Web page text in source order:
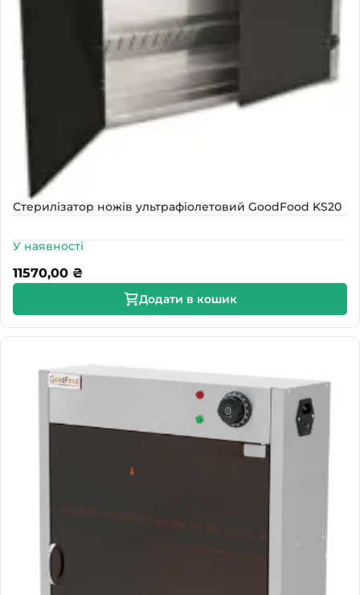
Стерилізатор ножів ультрафіолетовий GoodFood KS20
У наявності
11570,00 ₴
Додати в кошик